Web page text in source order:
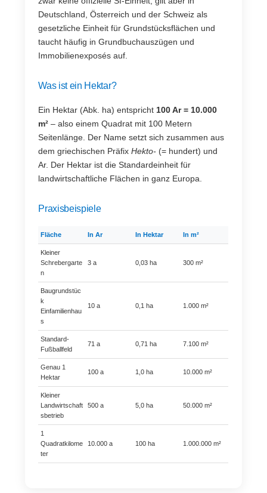
Deutschland, Österreich und der Schweiz als
gesetzliche Einheit für Grundstücksflächen und
taucht häufig in Grundbuchauszügen und
Immobilienexposés auf.
Was ist ein Hektar?
Ein Hektar (Abk. ha) entspricht 100 Ar = 10.000
m² – also einem Quadrat mit 100 Metern
Seitenlänge. Der Name setzt sich zusammen aus
dem griechischen PräfixHekto- (= hundert) und
Ar. Der Hektar ist die Standardeinheit für
landwirtschaftliche Flächen in ganz Europa.
Praxisbeispiele
Fläche In Ar In Hektar In m²
Kleiner
Schrebergarte
n
3 a 0,03 ha 300 m²
Baugrundstüc
k
Einfamilienhau
s
10 a 0,1 ha 1.000 m²
Standard-
Fußballfeld
71 a 0,71 ha 7.100 m²
Genau 1
Hektar
100 a 1,0 ha 10.000 m²
Kleiner
Landwirtschaft
sbetrieb
500 a 5,0 ha 50.000 m²
1
Quadratkilome
ter
10.000 a 100 ha 1.000.000 m²